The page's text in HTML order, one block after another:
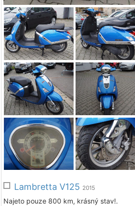
Lambretta V125 2015
Najeto pouze 800 km, krásný stav!.